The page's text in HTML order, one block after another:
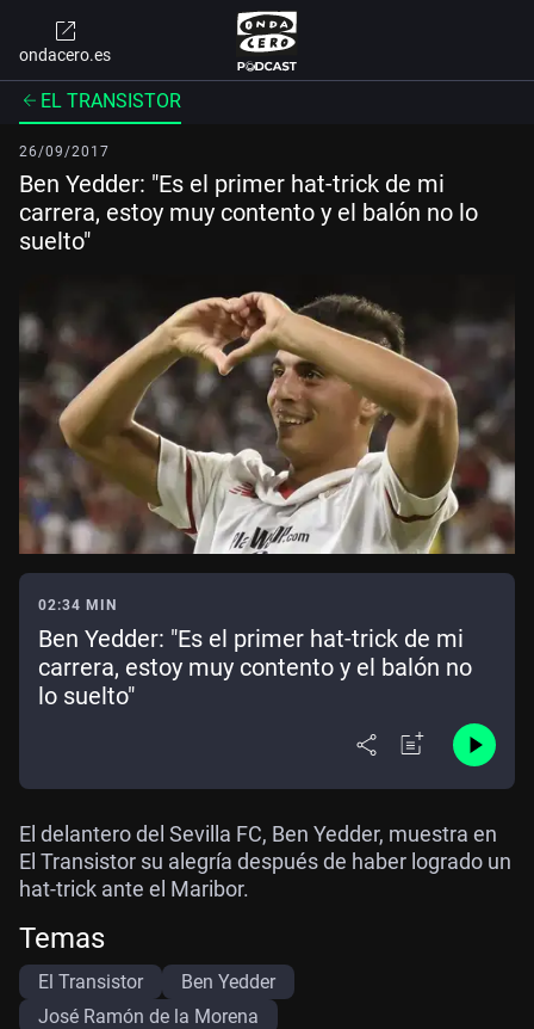
ondacero.es
EL TRANSISTOR
26/09/2017
Ben Yedder: "Es el primer hat-trick de mi
carrera, estoy muy contento y el balón no lo
suelto"
02:34 MIN
Ben Yedder: "Es el primer hat-trick de mi
carrera, estoy muy contento y el balón no
lo suelto"
El delantero del Sevilla FC, Ben Yedder, muestra en
El Transistor su alegría después de haber logrado un
hat-trick ante el Maribor.
Temas
El Transistor
Ben Yedder
José Ramón de la Morena